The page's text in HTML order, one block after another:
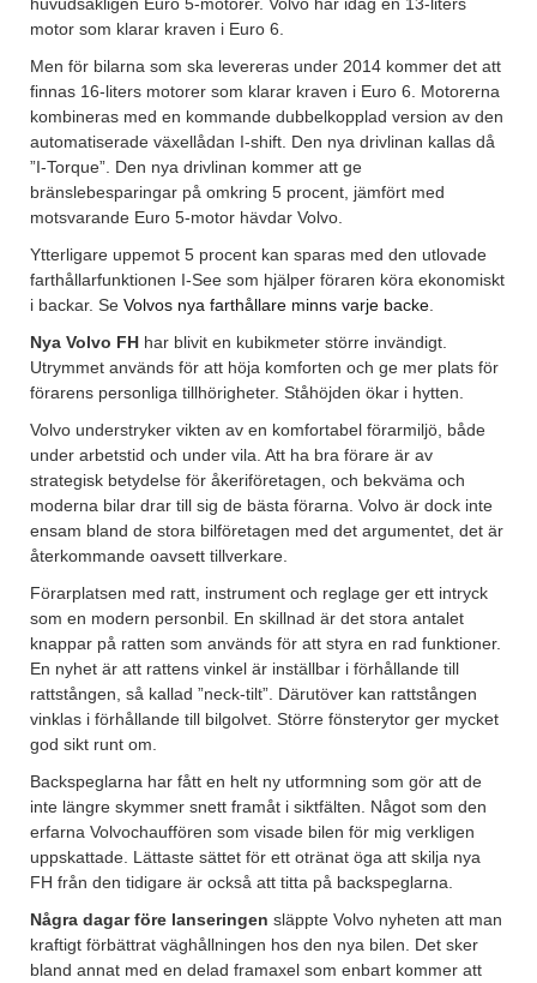
huvudsakligen Euro 5-motorer. Volvo har idag en 13-liters
motor som klarar kraven i Euro 6.
Men för bilarna som ska levereras under 2014 kommer det att
finnas 16-liters motorer som klarar kraven i Euro 6. Motorerna
kombineras med en kommande dubbelkopplad version av den
automatiserade växellådan I-shift. Den nya drivlinan kallas då
”I-Torque”. Den nya drivlinan kommer att ge
bränslebesparingar på omkring 5 procent, jämfört med
motsvarande Euro 5-motor hävdar Volvo.
Ytterligare uppemot 5 procent kan sparas med den utlovade
farthållarfunktionen I-See som hjälper föraren köra ekonomiskt
i backar. Se Volvos nya farthållare minns varje backe.
Nya Volvo FH har blivit en kubikmeter större invändigt.
Utrymmet används för att höja komforten och ge mer plats för
förarens personliga tillhörigheter. Ståhöjden ökar i hytten.
Volvo understryker vikten av en komfortabel förarmiljö, både
under arbetstid och under vila. Att ha bra förare är av
strategisk betydelse för åkeriföretagen, och bekväma och
moderna bilar drar till sig de bästa förarna. Volvo är dock inte
ensam bland de stora bilföretagen med det argumentet, det är
återkommande oavsett tillverkare.
Förarplatsen med ratt, instrument och reglage ger ett intryck
som en modern personbil. En skillnad är det stora antalet
knappar på ratten som används för att styra en rad funktioner.
En nyhet är att rattens vinkel är inställbar i förhållande till
rattstången, så kallad ”neck-tilt”. Därutöver kan rattstången
vinklas i förhållande till bilgolvet. Större fönsterytor ger mycket
god sikt runt om.
Backspeglarna har fått en helt ny utformning som gör att de
inte längre skymmer snett framåt i siktfälten. Något som den
erfarna Volvochauffören som visade bilen för mig verkligen
uppskattade. Lättaste sättet för ett otränat öga att skilja nya
FH från den tidigare är också att titta på backspeglarna.
Några dagar före lanseringen släppte Volvo nyheten att man
kraftigt förbättrat väghållningen hos den nya bilen. Det sker
bland annat med en delad framaxel som enbart kommer att